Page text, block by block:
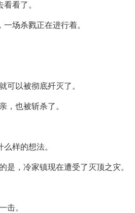
看了。
场杀戮正在进行着。
可以被彻底歼灭了。
，也被斩杀了。
样的想法。
，冷家镇现在遭受了灭顶之灾。
击。